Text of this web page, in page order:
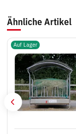
Ähnliche Artikel
Auf Lager